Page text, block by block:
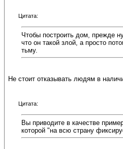
Цитата:
Чтобы построить дом, прежде
что он такой злой, а просто
тьму.
Не стоит отказывать людям в
Цитата:
Вы приводите в качестве
которой "на всю страну